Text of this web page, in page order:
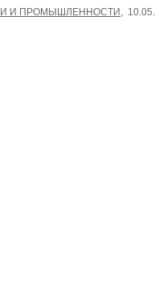
И ПРОМЫШЛЕННОСТИ,